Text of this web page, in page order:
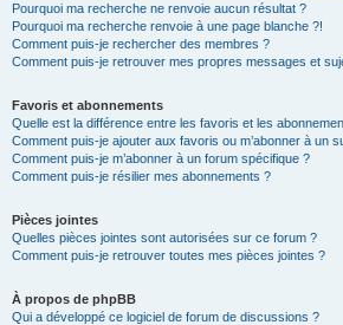
Pourquoi ma recherche ne renvoie aucun résultat ?
Pourquoi ma recherche renvoie à une page blanche ?!
Comment puis-je rechercher des membres ?
Comment puis-je retrouver mes propres messages et
Favoris et abonnements
Quelle est la différence entre les favoris et les
Comment puis-je ajouter aux favoris ou m’abonner à un
Comment puis-je m’abonner à un forum spécifique ?
Comment puis-je résilier mes abonnements ?
Pièces jointes
Quelles pièces jointes sont autorisées sur ce forum ?
Comment puis-je retrouver toutes mes pièces jointes ?
À propos de phpBB
Qui a développé ce logiciel de forum de discussions ?